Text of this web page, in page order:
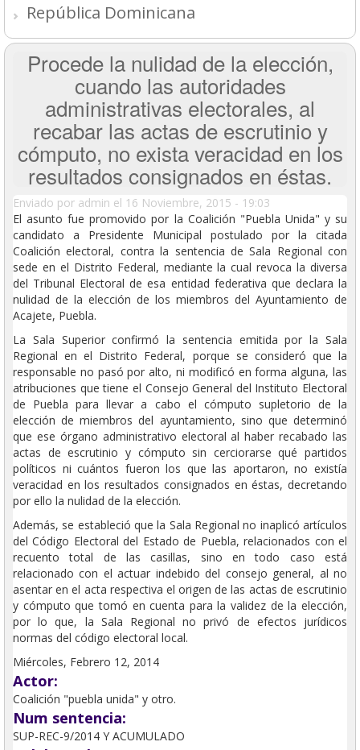
República Dominicana
Procede la nulidad de la elección,
cuando las autoridades
administrativas electorales, al
recabar las actas de escrutinio y
cómputo, no exista veracidad en los
resultados consignados en éstas.
Enviado por admin el 16 Noviembre, 2015 - 19:03
El asunto fue promovido por la Coalición "Puebla Unida" y su
candidato a Presidente Municipal postulado por la citada
Coalición electoral, contra la sentencia de Sala Regional con
sede en el Distrito Federal, mediante la cual revoca la diversa
del Tribunal Electoral de esa entidad federativa que declara la
nulidad de la elección de los miembros del Ayuntamiento de
Acajete, Puebla.
La Sala Superior confirmó la sentencia emitida por la Sala
Regional en el Distrito Federal, porque se consideró que la
responsable no pasó por alto, ni modificó en forma alguna, las
atribuciones que tiene el Consejo General del Instituto Electoral
de Puebla para llevar a cabo el cómputo supletorio de la
elección de miembros del ayuntamiento, sino que determinó
que ese órgano administrativo electoral al haber recabado las
actas de escrutinio y cómputo sin cerciorarse qué partidos
políticos ni cuántos fueron los que las aportaron, no existía
veracidad en los resultados consignados en éstas, decretando
por ello la nulidad de la elección.
Además, se estableció que la Sala Regional no inaplicó artículos
del Código Electoral del Estado de Puebla, relacionados con el
recuento total de las casillas, sino en todo caso está
relacionado con el actuar indebido del consejo general, al no
asentar en el acta respectiva el origen de las actas de escrutinio
y cómputo que tomó en cuenta para la validez de la elección,
por lo que, la Sala Regional no privó de efectos jurídicos
normas del código electoral local.
Miércoles, Febrero 12, 2014
Actor:
Coalición "puebla unida" y otro.
Num sentencia:
SUP-REC-9/2014 Y ACUMULADO